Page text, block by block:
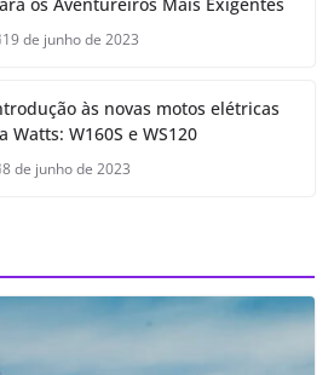
19 de junho de 2023
às novas motos elétricas
Watts: W160S e WS120
8 de junho de 2023